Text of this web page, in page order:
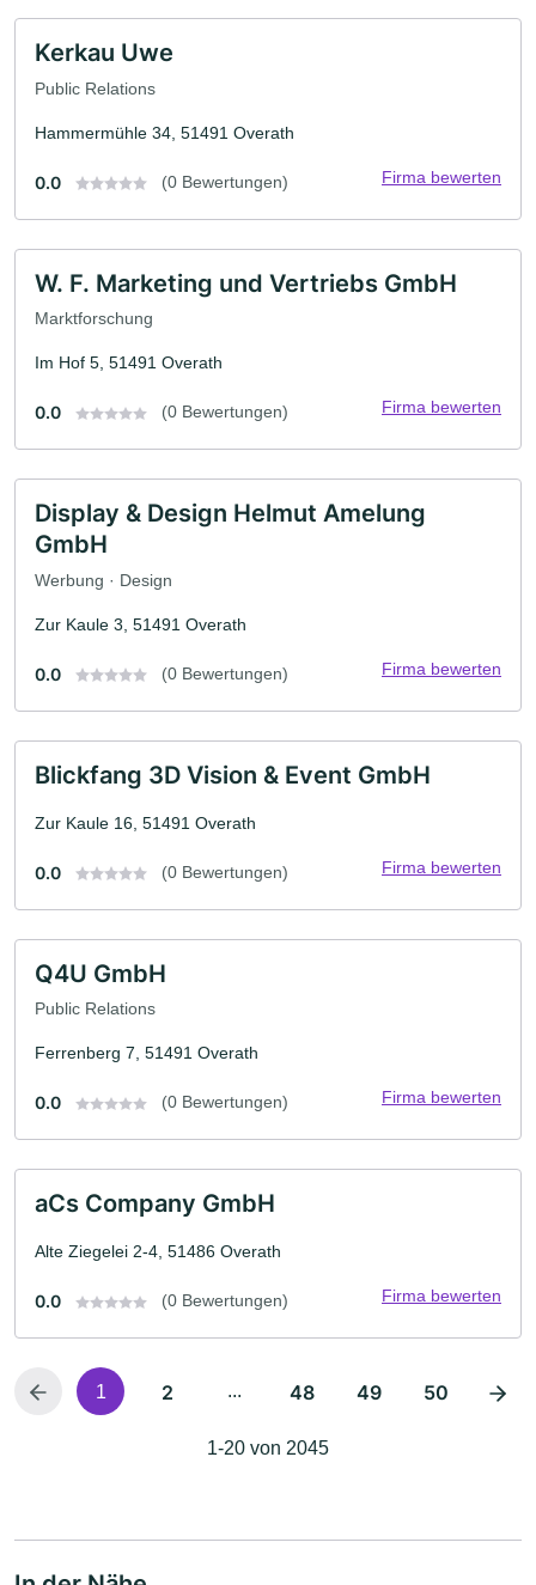
Kerkau Uwe
Public Relations
Hammermühle 34, 51491 Overath
0.0 (0 Bewertungen) Firma bewerten
W. F. Marketing und Vertriebs GmbH
Marktforschung
Im Hof 5, 51491 Overath
0.0 (0 Bewertungen) Firma bewerten
Display & Design Helmut Amelung
GmbH
Werbung · Design
Zur Kaule 3, 51491 Overath
0.0 (0 Bewertungen) Firma bewerten
Blickfang 3D Vision & Event GmbH
Zur Kaule 16, 51491 Overath
0.0 (0 Bewertungen) Firma bewerten
Q4U GmbH
Public Relations
Ferrenberg 7, 51491 Overath
0.0 (0 Bewertungen) Firma bewerten
aCs Company GmbH
Alte Ziegelei 2-4, 51486 Overath
0.0 (0 Bewertungen) Firma bewerten
1 2 ... 48 49 50
1-20 von 2045